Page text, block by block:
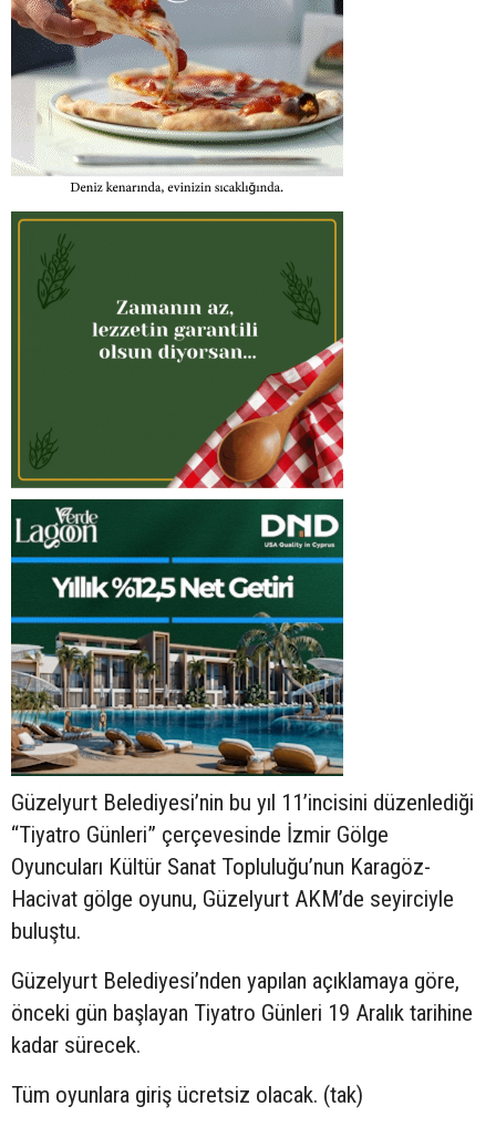
Güzelyurt Belediyesi’nin bu yıl 11’incisini düzenlediği
“Tiyatro Günleri” çerçevesinde İzmir Gölge
Oyuncuları Kültür Sanat Topluluğu’nun Karagöz-
Hacivat gölge oyunu, Güzelyurt AKM’de seyirciyle
buluştu.
Güzelyurt Belediyesi’nden yapılan açıklamaya göre,
önceki gün başlayan Tiyatro Günleri 19 Aralık tarihine
kadar sürecek.
Tüm oyunlara giriş ücretsiz olacak. (tak)